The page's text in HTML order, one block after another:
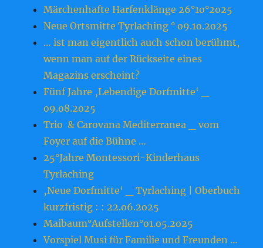
Märchenhafte Harfenklänge 26°1o°2o25
Neue Ortsmitte Tyrlaching ° o9.1o.2o25
… ist man eigentlich auch schon berühmt,
wenn man auf der Rückseite eines
Magazins erscheint?
Fünf Jahre ‚Lebendige Dorfmitte‘ _
o9.o8.2o25
Trio & Carovana Mediterranea _ vom
Foyer auf die Bühne …
25°Jahre Montessori-Kinderhaus
Tyrlaching
‚Neue Dorfmitte‘ _ Tyrlaching | Oberbuch
kurzfristig : : 22.o6.2o25
Maibaum°Aufstellen°o1.o5.2o25
Vorspiel Musi für Familie und Freunden …